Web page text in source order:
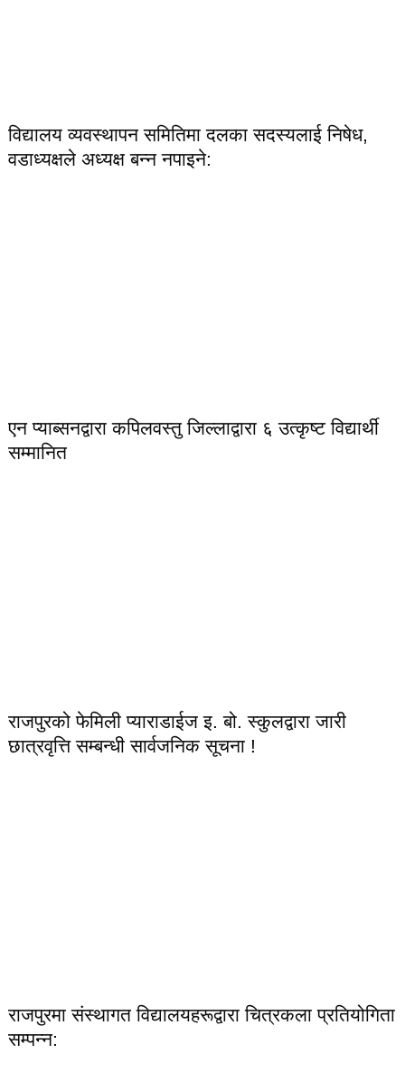
विद्यालय व्यवस्थापन समितिमा दलका सदस्यलाई निषेध,
वडाध्यक्षले अध्यक्ष बन्न नपाइने:
एन प्याब्सनद्वारा कपिलवस्तु जिल्लाद्वारा ६ उत्कृष्ट विद्यार्थी
सम्मानित
राजपुरको फेमिली प्याराडाईज इ. बो. स्कुलद्वारा जारी
छात्रवृत्ति सम्बन्धी सार्वजनिक सूचना !
राजपुरमा संस्थागत विद्यालयहरूद्वारा चित्रकला प्रतियोगिता
सम्पन्न: